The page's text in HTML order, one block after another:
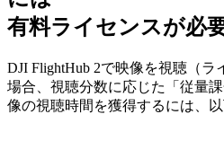
有料ライセンスが必
DJI FlightHub 2で映像を視聴（ラ
場合、視聴分数に応じた「従量
像の視聴時間を獲得するには、